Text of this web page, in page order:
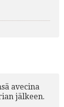
avecina
jälkeen.